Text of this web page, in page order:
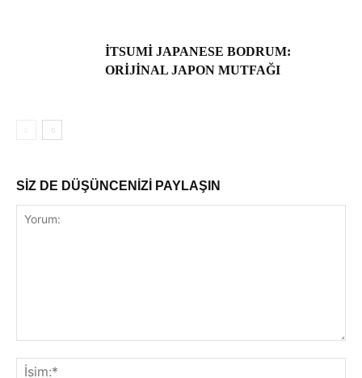
İTSUMI JAPANESE BODRUM:
ORIJINAL JAPON MUTFAĞI
SİZ DE DÜŞÜNCENİZİ PAYLAŞIN